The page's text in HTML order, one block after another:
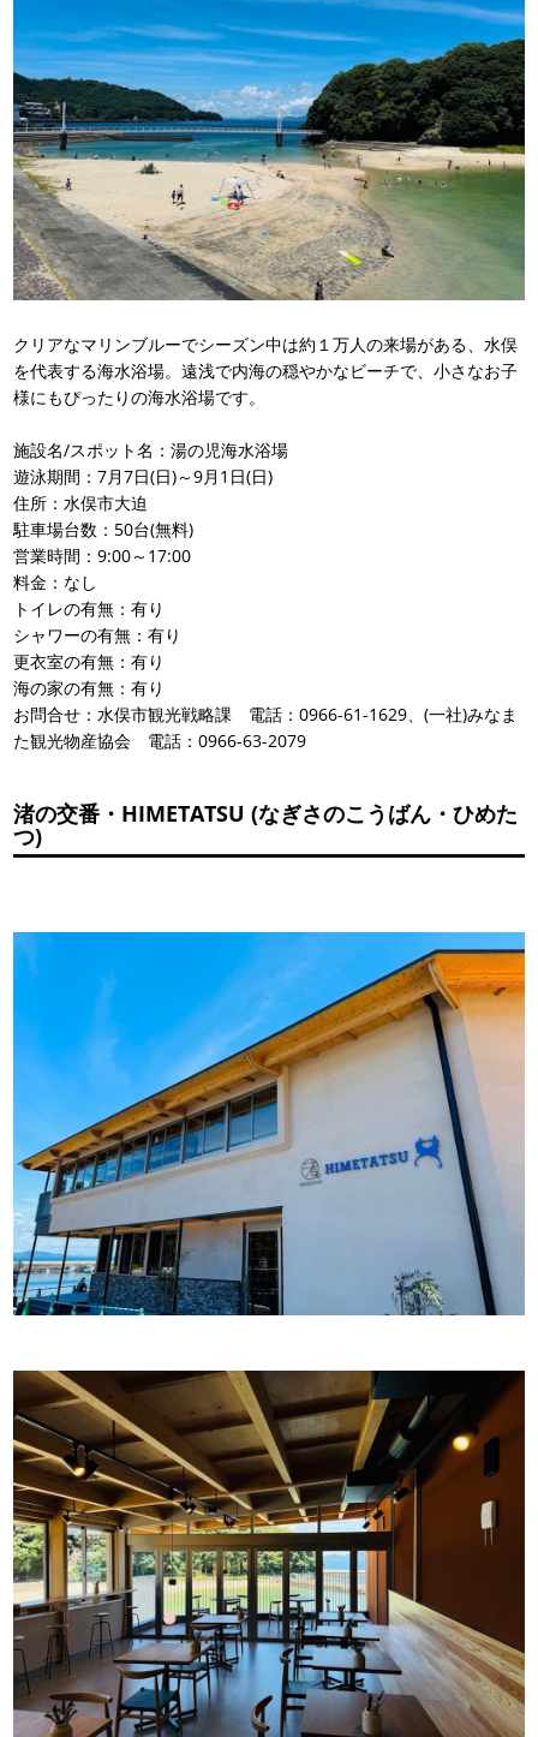
クリアなマリンブルーでシーズン中は約１万人の来場がある、水俣
を代表する海水浴場。遠浅で内海の穏やかなビーチで、小さなお子
様にもぴったりの海水浴場です。
施設名/スポット名：湯の児海水浴場
遊泳期間：7月7日(日)～9月1日(日)
住所：水俣市大迫
駐車場台数：50台(無料)
営業時間：9:00～17:00
料金：なし
トイレの有無：有り
シャワーの有無：有り
更衣室の有無：有り
海の家の有無：有り
お問合せ：水俣市観光戦略課 電話：0966-61-1629、(一社)みなま
た観光物産協会 電話：0966-63-2079
渚の交番・HIMETATSU (なぎさのこうばん・ひめた
つ)